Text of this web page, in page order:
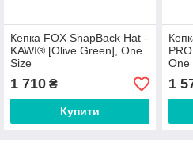
Кепка FOX SnapBack Hat -
KAWI® [Olive Green], One
Size
1 710₴
Купити
One
1